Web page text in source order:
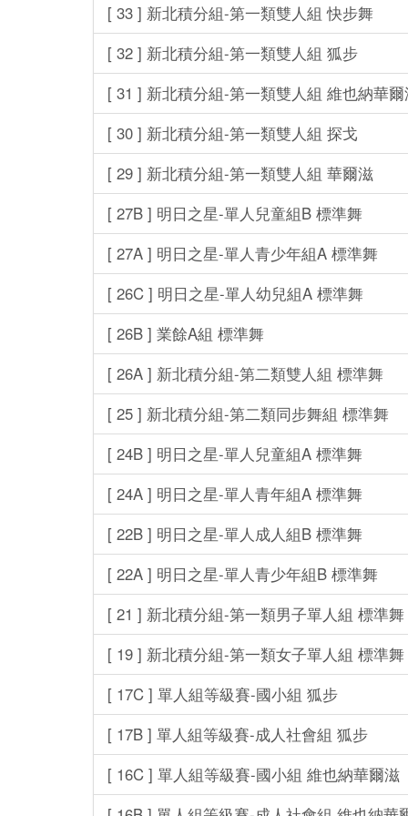
[ 33 ] 新北積分組-第一類雙人組 快步舞
[ 32 ] 新北積分組-第一類雙人組 狐步
[ 31 ] 新北積分組-第一類雙人組 維也納華
[ 30 ] 新北積分組-第一類雙人組 探戈
[ 29 ] 新北積分組-第一類雙人組 華爾滋
[ 27B ] 明日之星-單人兒童組B 標準舞
[ 27A ] 明日之星-單人青少年組A 標準舞
[ 26C ] 明日之星-單人幼兒組A 標準舞
[ 26B ] 業餘A組 標準舞
[ 26A ] 新北積分組-第二類雙人組 標準舞
[ 25 ] 新北積分組-第二類同步舞組 標準舞
[ 24B ] 明日之星-單人兒童組A 標準舞
[ 24A ] 明日之星-單人青年組A 標準舞
[ 22B ] 明日之星-單人成人組B 標準舞
[ 22A ] 明日之星-單人青少年組B 標準舞
[ 21 ] 新北積分組-第一類男子單人組 標準舞
[ 19 ] 新北積分組-第一類女子單人組 標準舞
[ 17C ] 單人組等級賽-國小組 狐步
[ 17B ] 單人組等級賽-成人社會組 狐步
[ 16C ] 單人組等級賽-國小組 維也納華爾滋